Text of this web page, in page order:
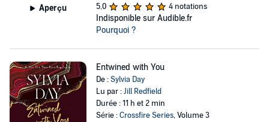
Aperçu
5,0
4 notations
Indisponible sur Audible.fr
Pourquoi ?
Entwined with You
De :Sylvia Day
Lu par :Jill Redfield
Durée : 11 h et 2 min
Série :Crossfire Series, Volume 3